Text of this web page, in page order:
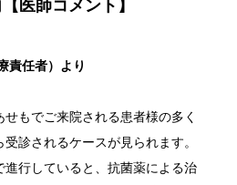
医師コメント】
責任者）より
せもでご来院される患者様の多く
診されるケースが見られます。
行していると、抗菌薬による治